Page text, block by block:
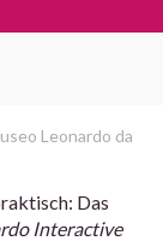
Leonardo da
Das
Interactive